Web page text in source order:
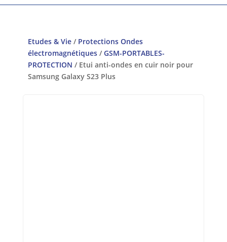
Etudes & Vie/ Protections Ondes
électromagnétiques/GSM-PORTABLES-
PROTECTION / Etui anti-ondes en cuir noir pour
Samsung Galaxy S23 Plus